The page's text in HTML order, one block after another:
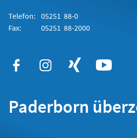
Telefon: 05251 88-0
Fax:
05251 88-2000
Paderborn